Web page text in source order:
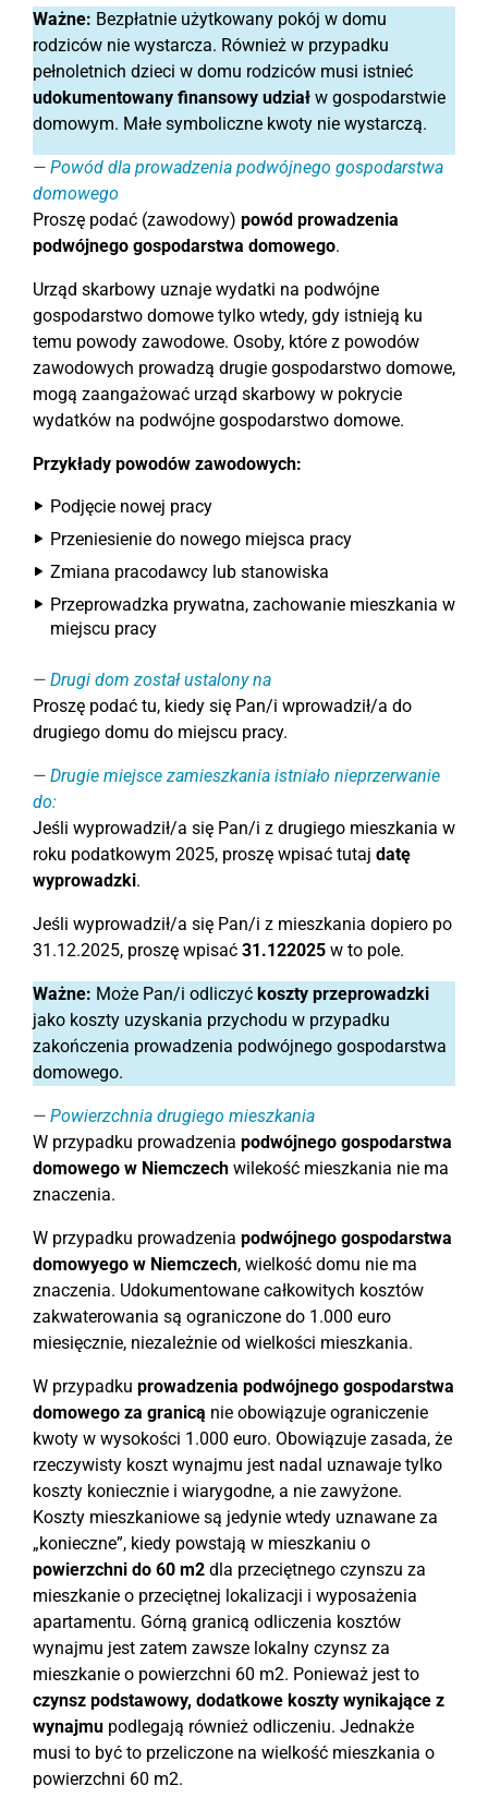
Ważne: Bezpłatnie użytkowany pokój w domu
rodziców nie wystarcza. Również w przypadku
pełnoletnich dzieci w domu rodziców musi istnieć
udokumentowany finansowy udział w gospodarstwie
domowym. Małe symboliczne kwoty nie wystarczą.
Powód dla prowadzenia podwójnego gospodarstwa
domowego
Proszę podać (zawodowy) powód prowadzenia
podwójnego gospodarstwa domowego.
Urząd skarbowy uznaje wydatki na podwójne
gospodarstwo domowe tylko wtedy, gdy istnieją ku
temu powody zawodowe. Osoby, które z powodów
zawodowych prowadzą drugie gospodarstwo domowe,
mogą zaangażować urząd skarbowy w pokrycie
wydatków na podwójne gospodarstwo domowe.
Przykłady powodów zawodowych:
Podjęcie nowej pracy
Przeniesienie do nowego miejsca pracy
Zmiana pracodawcy lub stanowiska
Przeprowadzka prywatna, zachowanie mieszkania w
miejscu pracy
Drugi dom został ustalony na
Proszę podać tu, kiedy się Pan/i wprowadził/a do
drugiego domu do miejscu pracy.
Drugie miejsce zamieszkania istniało nieprzerwanie
do:
Jeśli wyprowadził/a się Pan/i z drugiego mieszkania w
roku podatkowym 2025, proszę wpisać tutaj datę
wyprowadzki.
Jeśli wyprowadził/a się Pan/i z mieszkania dopiero po
31.12.2025, proszę wpisać 31.122025 w to pole.
Ważne: Może Pan/i odliczyć koszty przeprowadzki
jako koszty uzyskania przychodu w przypadku
zakończenia prowadzenia podwójnego gospodarstwa
domowego.
Powierzchnia drugiego mieszkania
W przypadku prowadzenia podwójnego gospodarstwa
domowego w Niemczech wilekość mieszkania nie ma
znaczenia.
W przypadku prowadzenia podwójnego gospodarstwa
domowyego w Niemczech, wielkość domu nie ma
znaczenia. Udokumentowane całkowitych kosztów
zakwaterowania są ograniczone do 1.000 euro
miesięcznie, niezależnie od wielkości mieszkania.
W przypadku prowadzenia podwójnego gospodarstwa
domowego za granicą nie obowiązuje ograniczenie
kwoty w wysokości 1.000 euro. Obowiązuje zasada, że
​​rzeczywisty koszt wynajmu jest nadal uznawaje tylko
koszty koniecznie i wiarygodne, a nie zawyżone.
Koszty mieszkaniowe są jedynie wtedy uznawane za
„konieczne”, kiedy powstają w mieszkaniu o
powierzchni do 60 m2 dla przeciętnego czynszu za
mieszkanie o przeciętnej lokalizacji i wyposażenia
apartamentu. Górną granicą odliczenia kosztów
wynajmu jest zatem zawsze lokalny czynsz za
mieszkanie o powierzchni 60 m2. Ponieważ jest to
czynsz podstawowy, dodatkowe koszty wynikające z
wynajmu podlegają również odliczeniu. Jednakże
musi to być to przeliczone na wielkość mieszkania o
powierzchni 60 m2.